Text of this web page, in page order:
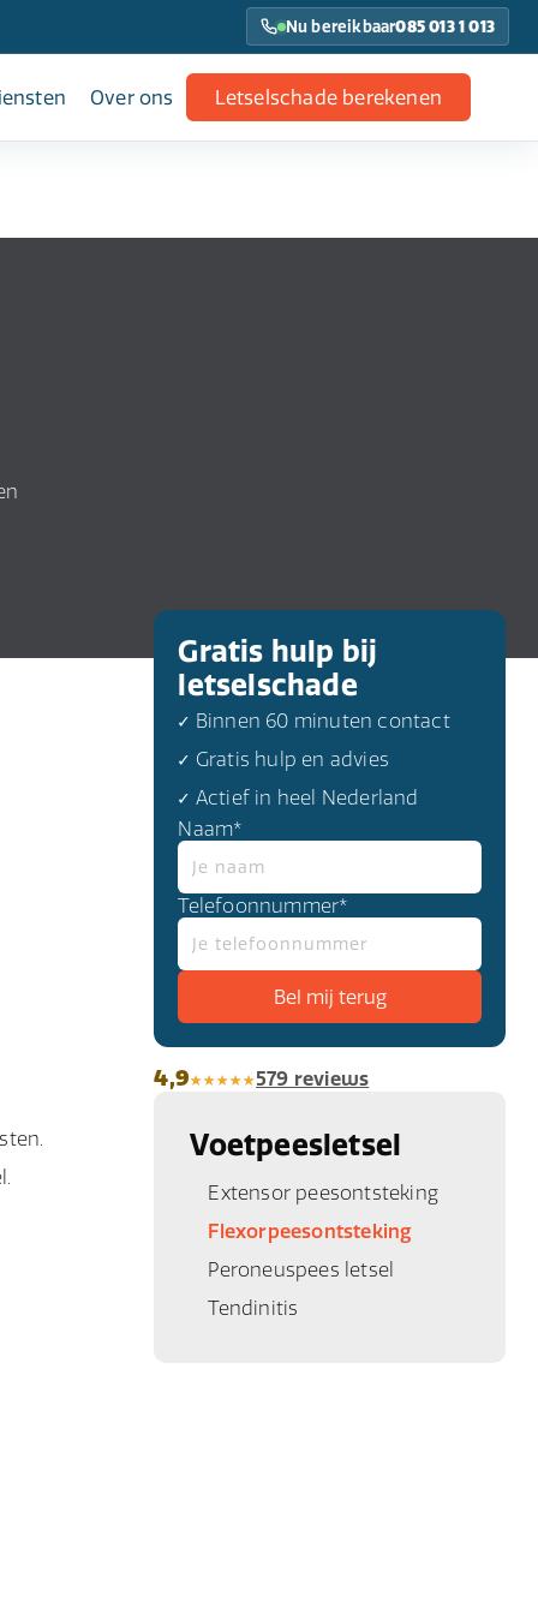
Nu bereikbaar085 013 1 013
Over ons Letselschade berekenen
Gratis hulp bij
letselschade
✓ Binnen 60 minuten contact
✓ Gratis hulp en advies
✓ Actief in heel Nederland
Naam*
Telefoonnummer*
4,9 579 reviews
Voetpeesletsel
Extensor peesontsteking
Flexorpeesontsteking
Peroneuspees letsel
Tendinitis